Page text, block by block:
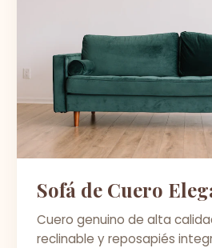
Sofá de Cuero
Cuero genuino de alta
reclinable y reposapiés